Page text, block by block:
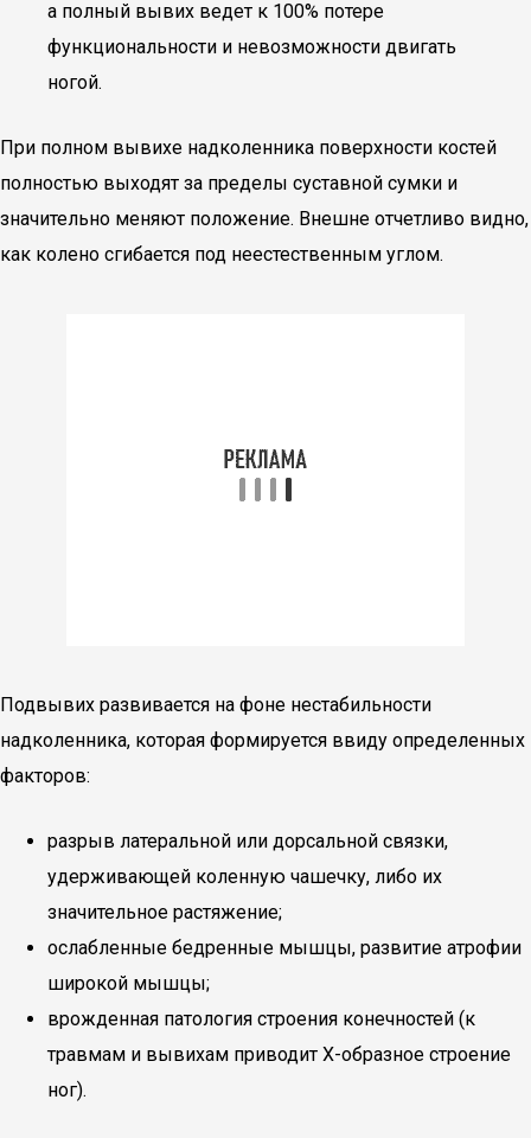
а полный вывих ведет к 100% потере
функциональности и невозможности двигать
ногой.
При полном вывихе надколенника поверхности костей
полностью выходят за пределы суставной сумки и
значительно меняют положение. Внешне отчетливо видно,
как колено сгибается под неестественным углом.
Подвывих развивается на фоне нестабильности
надколенника, которая формируется ввиду определенных
факторов:
разрыв латеральной или дорсальной связки,
удерживающей коленную чашечку, либо их
значительное растяжение;
ослабленные бедренные мышцы, развитие атрофии
широкой мышцы;
врожденная патология строения конечностей (к
травмам и вывихам приводит X-образное строение
ног).